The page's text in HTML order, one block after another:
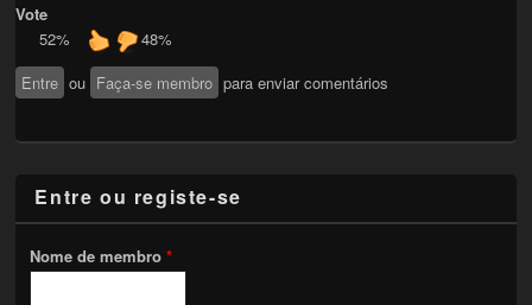
Vote
52%
48%
Entre ou Faça-se membro para enviar comentários
Entre ou registe-se
Nome de membro*